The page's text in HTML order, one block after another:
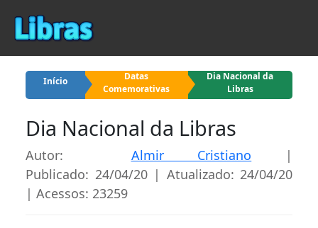
Início
Datas
Comemorativas
Dia Nacional da
Libras
Dia Nacional da Libras
Autor: Almir Cristiano |
Publicado: 24/04/20 | Atualizado: 24/04/20
| Acessos: 23259